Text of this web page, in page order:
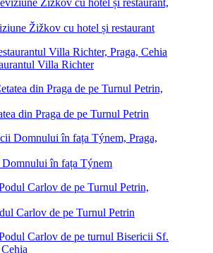
Žižkov cu hotel și restaurant
Villa Richter
din Praga de pe Turnul Petrin
în fața Týnem
Carlov de pe Turnul Petrin